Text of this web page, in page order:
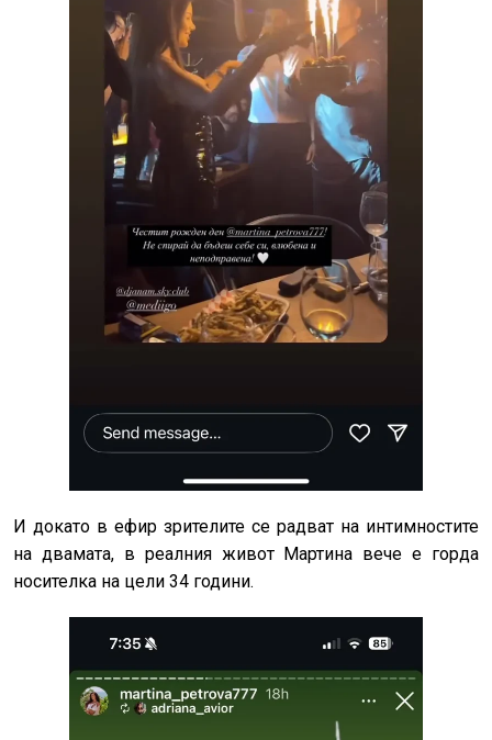
И докато в ефир зрителите се радват на интимностите
на двамата, в реалния живот Мартина вече е горда
носителка на цели 34 години.